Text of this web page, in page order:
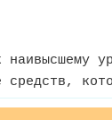
средств,